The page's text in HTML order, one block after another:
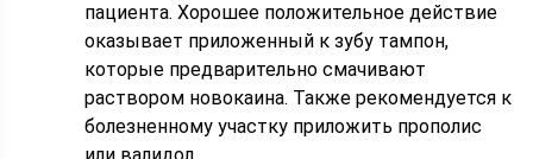
пациента. Хорошее положительное действие
оказывает приложенный к зубу тампон,
которые предварительно смачивают
раствором новокаина. Также рекомендуется к
болезненному участку приложить прополис